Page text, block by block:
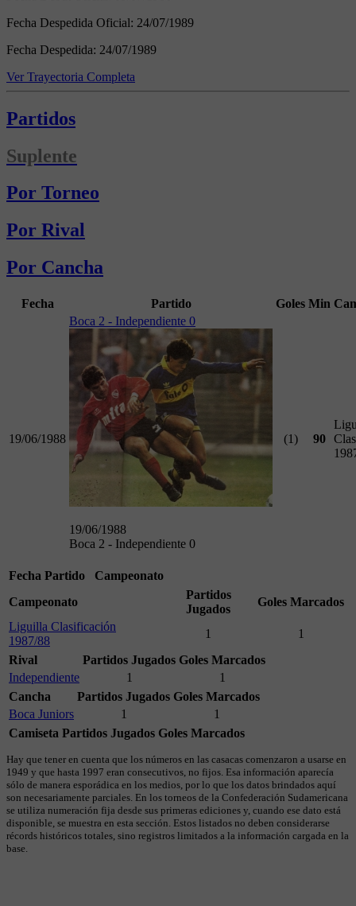
Fecha Despedida Oficial: 24/07/1989
Fecha Despedida: 24/07/1989
Ver Trayectoria Completa
Partidos
Suplente
Por Torneo
Por Rival
Por Cancha
Fecha Partido Goles Min
19/06/1988
Boca 2 - Independiente 0
19/06/1988
Boca 2 - Independiente 0
(1) 90
Fecha Partido
Campeonato
Campeonato
Partidos
Jugados
Goles Marcados
Liguilla Clasificación
1987/88
1
1
Rival
Partidos Jugados Goles Marcados
Independiente
1
1
Cancha
Partidos Jugados Goles Marcados
Boca Juniors
1
1
Camiseta Partidos Jugados Goles Marcados
Hay que tener en cuenta que los números en las casacas comenzaron a usarse en
1949 y que hasta 1997 eran consecutivos, no fijos. Esa información aparecía
sólo de manera esporádica en los medios, por lo que los datos brindados aquí
son necesariamente parciales. En los torneos de la Confederación Sudamericana
se utiliza numeración fija desde sus primeras ediciones y, cuando ese dato está
disponible, se muestra en esta sección. Estos listados no deben considerarse
récords históricos totales, sino registros limitados a la información cargada en la
base.